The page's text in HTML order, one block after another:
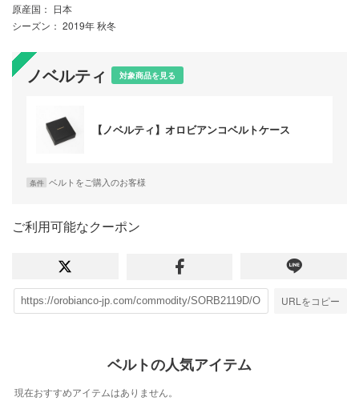
原産国 ： 日本
シーズン ： 2019年 秋冬
ノベルティ 対象商品を見る
【ノベルティ】オロビアンコベルトケース
条件 ベルトをご購入のお客様
ご利用可能なクーポン
URLをコピー
ベルトの人気アイテム
現在おすすめアイテムはありません。